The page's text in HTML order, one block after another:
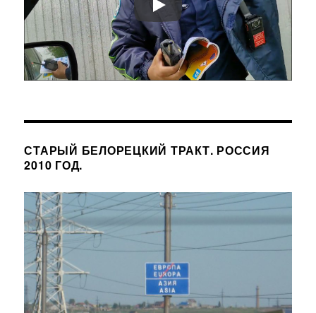
СТАРЫЙ БЕЛОРЕЦКИЙ ТРАКТ. РОССИЯ
2010 ГОД.